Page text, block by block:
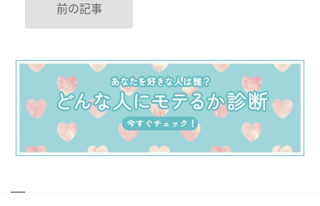
前の記事